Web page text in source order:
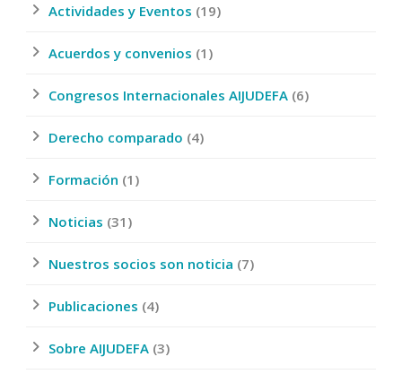
Actividades y Eventos (19)
Acuerdos y convenios (1)
Congresos Internacionales AIJUDEFA (6)
Derecho comparado (4)
Formación (1)
Noticias (31)
Nuestros socios son noticia (7)
Publicaciones (4)
Sobre AIJUDEFA (3)